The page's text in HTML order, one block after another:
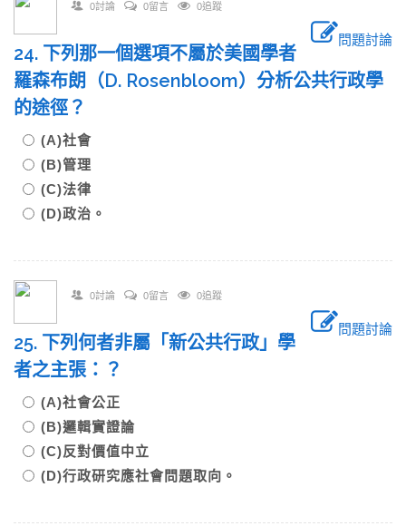
0討論 0留言 0追蹤
問題討論
24. 下列那一個選項不屬於美國學者
羅森布朗（D. Rosenbloom）分析公共行政學
的途徑？
(A)社會
(B)管理
(C)法律
(D)政治。
0討論 0留言 0追蹤
問題討論
25. 下列何者非屬「新公共行政」學
者之主張：？
(A)社會公正
(B)邏輯實證論
(C)反對價值中立
(D)行政研究應社會問題取向。